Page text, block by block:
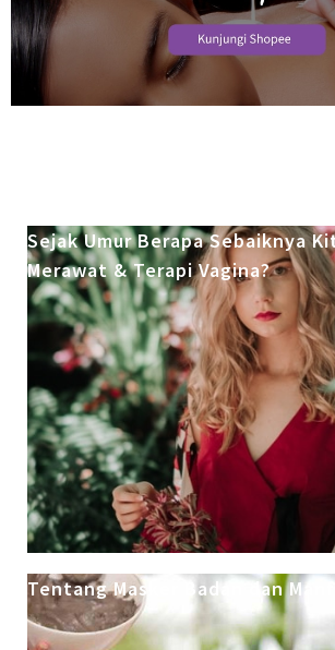
Sejak Umur Berapa Sebaiknya
Merawat & Terapi Vagina?
Tentang Masker Badan dan